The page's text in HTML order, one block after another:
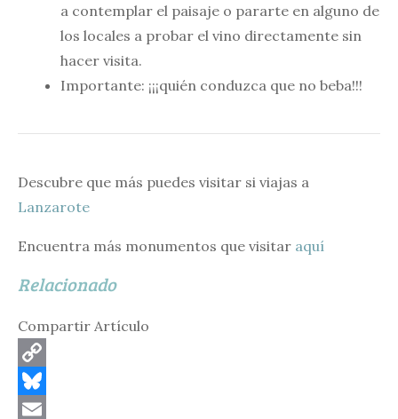
a contemplar el paisaje o pararte en alguno de
los locales a probar el vino directamente sin
hacer visita.
Importante: ¡¡¡quién conduzca que no beba!!!
Descubre que más puedes visitar si viajas a
Lanzarote
Encuentra más monumentos que visitar aquí
Relacionado
Compartir Artículo
C
o
B